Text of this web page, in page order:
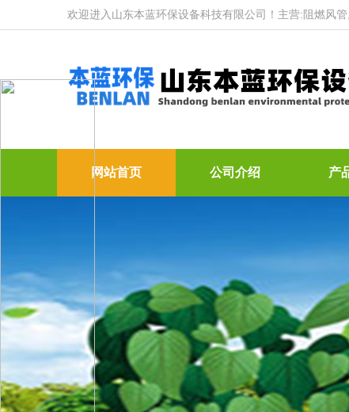
欢迎进入山东本蓝环保设备科技有限公司！主营:阻燃风
网站首页 公司介绍 产